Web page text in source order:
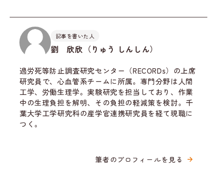
記事を書いた人
劉 欣欣（りゅう しんしん）
過労死等防止調査研究センター（RECORDs）の上席
研究員で、心血管系チームに所属。専門分野は人間
工学、労働生理学。実験研究を担当しており、作業
中の生理負担を解明、その負担の軽減策を検討。千
葉大学工学研究科の産学官連携研究員を経て現職に
つく。
筆者のプロフィールを見る